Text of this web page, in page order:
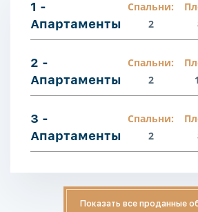
1 -
Апартаменты
Спальни:
2
2 -
Апартаменты
Спальни:
2
3 -
Апартаменты
Спальни:
2
Показать все проданные